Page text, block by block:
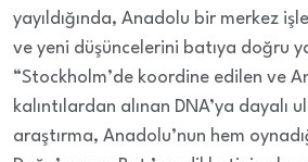
yayıldığında, Anadolu bir merkez
ve yeni düşüncelerini batıya doğru
“Stockholm’de koordine edilen ve
kalıntılardan alınan DNA’ya dayalı
araştırma, Anadolu’nun hem